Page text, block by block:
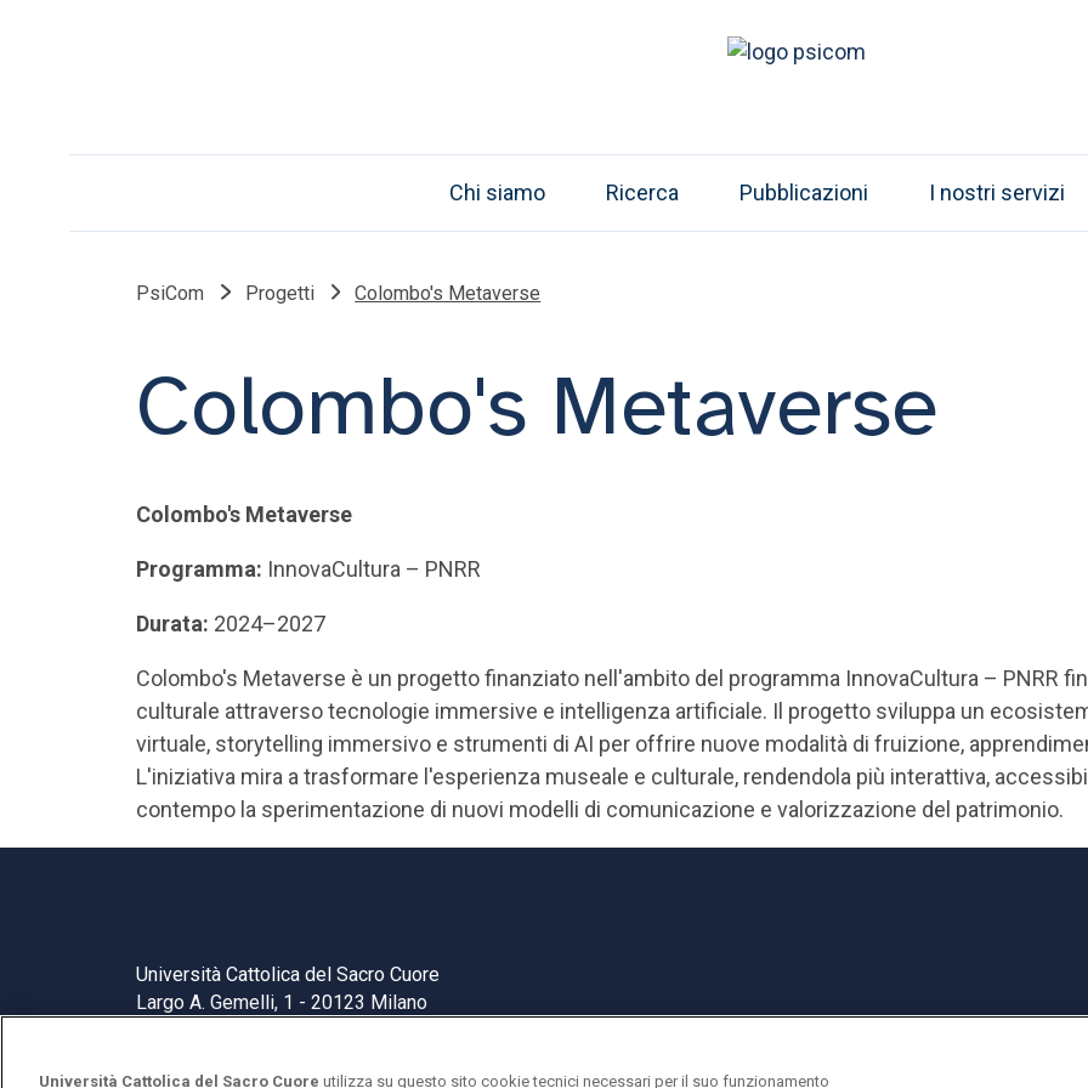
Chi siamo Ricerca Pubblicazioni I nostri servizi
PsiCom Progetti Colombo's Metaverse
Colombo's Metaverse
Colombo's Metaverse
Programma: InnovaCultura – PNRR
Durata: 2024–2027
Colombo's Metaverse è un progetto finanziato nell'ambito del programma InnovaCultura – PNRR
culturale attraverso tecnologie immersive e intelligenza artificiale. Il progetto sviluppa un
virtuale, storytelling immersivo e strumenti di AI per offrire nuove modalità di fruizione,
L'iniziativa mira a trasformare l'esperienza museale e culturale, rendendola più interattiva,
contempo la sperimentazione di nuovi modelli di comunicazione e valorizzazione del patrimonio.
Università Cattolica del Sacro Cuore
Largo A. Gemelli, 1 - 20123 Milano
Università Cattolica del Sacro Cuore utilizza su questo sito cookie tecnici necessari per il suo funzionamento